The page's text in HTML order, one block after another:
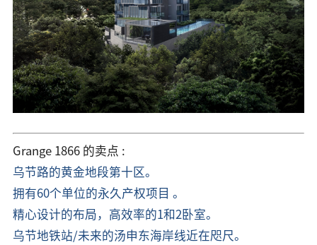
Grange 1866 的卖点 :
乌节路的黄金地段第十区。
拥有60个单位的永久产权项目 。
精心设计的布局，高效率的1和2卧室。
乌节地铁站/未来的汤申东海岸线近在咫尺。